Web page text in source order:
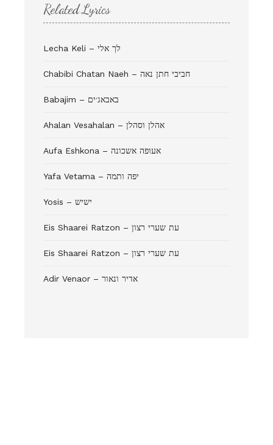
Related Lyrics
Lecha Keli – לך אלי
Chabibi Chatan Naeh – חביבי חתן נאה
Babajim – באבאג׳ים
Ahalan Vesahalan – אהלן וסהלן
Aufa Eshkona – אעופה אשכונה
Yafa Vetama – יפה ותמה
Yosis – ישיש
Eis Shaarei Ratzon – עת שערי רצון
Eis Shaarei Ratzon – עת שערי רצון
Adir Venaor – אדיר ונאור